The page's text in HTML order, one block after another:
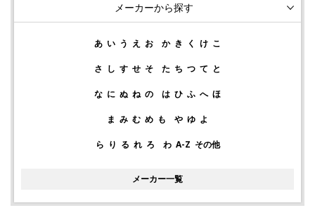
メーカーから探す
あ い う え お か き く け こ
さ し す せ そ た ち つ て と
な に ぬ ね の は ひ ふ へ ほ
ま み む め も や ゆ よ
ら り る れ ろ わ A-Z その他
メーカー一覧